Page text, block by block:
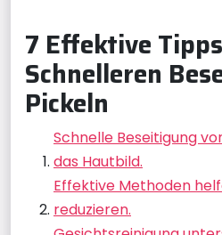
7 Effektive
Schnelleren
Pickeln
Schnelle Beseitigung
das Hautbild.
Effektive Methoden
reduzieren.